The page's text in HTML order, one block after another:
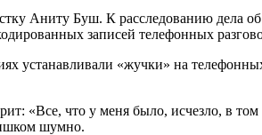
Аниту Буш. К расследованию дела
записей телефонных
устанавливали «жучки» на
«Все, что у меня было, исчезло, в
шумно.